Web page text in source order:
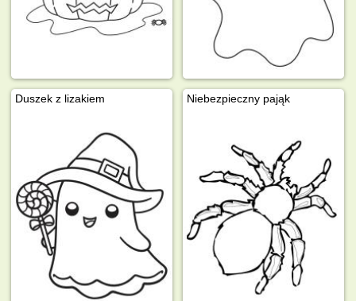
Duszek z lizakiem Niebezpieczny pająk